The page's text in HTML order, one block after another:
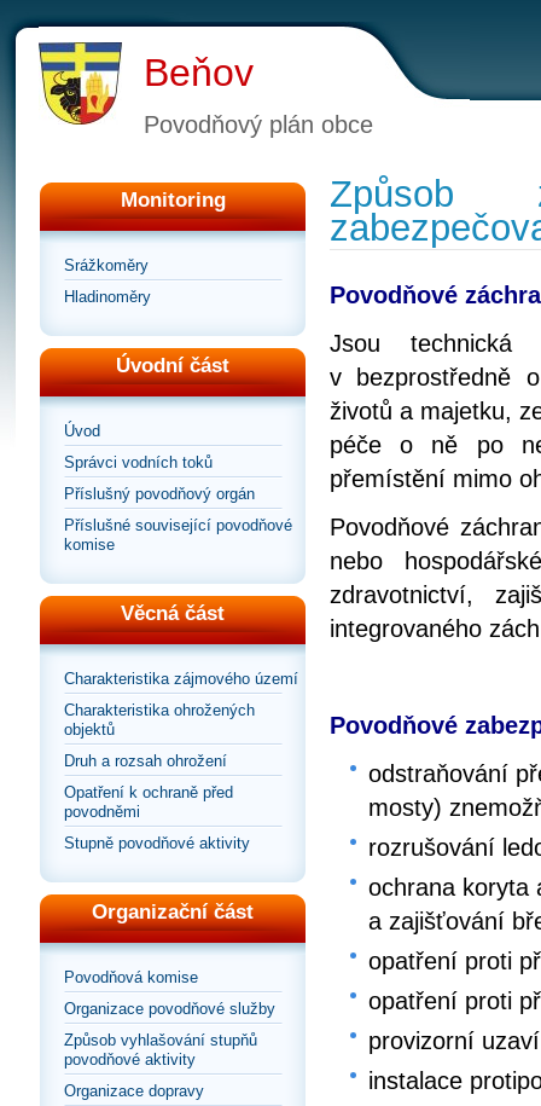
Beňov
Povodňový plán obce
Monitoring
Srážkoměry
Hladinoměry
Úvodní část
Úvod
Správci vodních toků
Příslušný povodňový orgán
Příslušné související povodňové
komise
Věcná část
Charakteristika zájmového území
Charakteristika ohrožených
objektů
Druh a rozsah ohrožení
Opatření k ochraně před
povodněmi
Stupně povodňové aktivity
Organizační část
Povodňová komise
Organizace povodňové služby
Způsob vyhlašování stupňů
povodňové aktivity
Organizace dopravy
Způsob
Povodňové
Jsou technická
v bezprostředně
životů a majetku,
péče o ně po
přemístění mimo
Povodňové
nebo
zdravotnictví,
integrovaného
Povodňové
odstraňování
mosty)
rozrušování
ochrana koryta
a zajišťování
opatření proti
opatření proti
provizorní
instalace